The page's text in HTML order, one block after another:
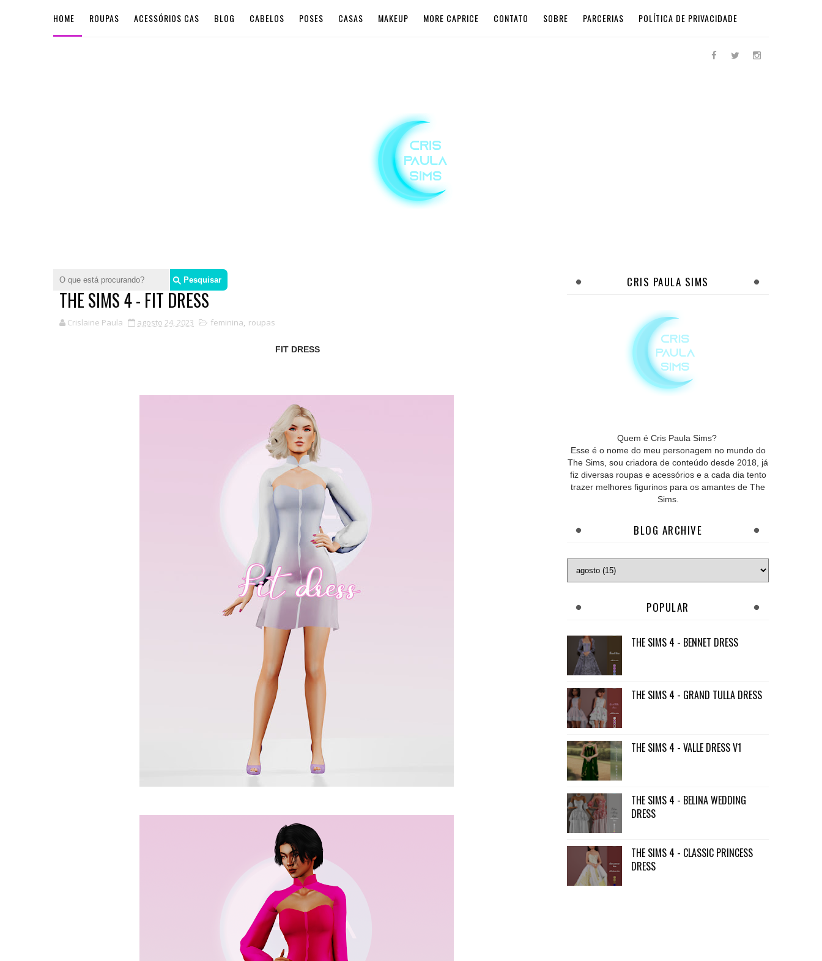
HOME ROUPAS ACESSÓRIOS CAS BLOG CABELOS POSES CASAS MAKEUP MORE CAPRICE CONTATO SOBRE PARCERIAS POLÍTICA DE PRIVACIDADE
THE SIMS 4 - FIT DRESS
Crislaine Paula agosto 24, 2023 feminina, roupas
FIT DRESS
CRIS PAULA SIMS
Quem é Cris Paula Sims?
Esse é o nome do meu personagem no mundo do
The Sims, sou criadora de conteúdo desde 2018, já
fiz diversas roupas e acessórios e a cada dia tento
trazer melhores figurinos para os amantes de The
Sims.
BLOG ARCHIVE
POPULAR
THE SIMS 4 - BENNET DRESS
THE SIMS 4 - GRAND TULLA DRESS
THE SIMS 4 - VALLE DRESS V1
THE SIMS 4 - BELINA WEDDING
DRESS
THE SIMS 4 - CLASSIC PRINCESS
DRESS